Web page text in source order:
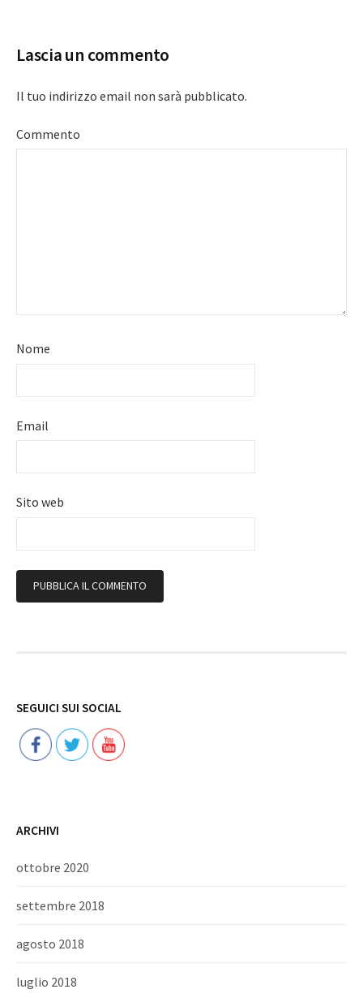
Lascia un commento
Il tuo indirizzo email non sarà pubblicato.
Commento
Nome
Email
Sito web
SEGUICI SUI SOCIAL
ARCHIVI
ottobre 2020
settembre 2018
agosto 2018
luglio 2018